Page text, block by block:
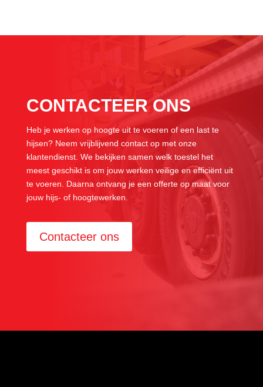
CONTACTEER ONS
Heb je werken op hoogte uit te voeren of een last te
hijsen? Neem vrijblijvend contact op met onze
klantendienst. We bekijken samen welk toestel het
meest geschikt is om jouw werken veilige en efficiënt uit
te voeren. Daarna ontvang je een offerte op maat voor
jouw hijs- of hoogtewerken.
Contacteer ons